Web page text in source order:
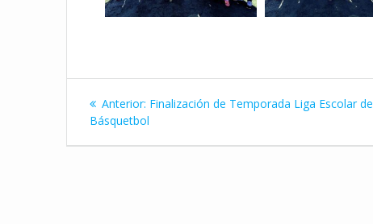
Navegación
de
Anterior: Entrada
Finalización de Temporada Liga Escolar de
Básquetbol